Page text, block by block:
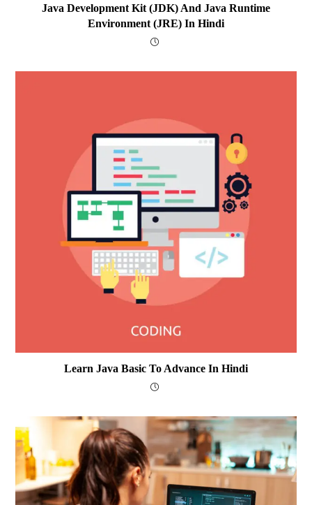
Java Development Kit (JDK) And Java Runtime
Environment (JRE) In Hindi
Learn Java Basic To Advance In Hindi